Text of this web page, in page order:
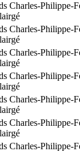
Charles-Philippe-
Charles-Philippe-
Charles-Philippe-
Charles-Philippe-
Charles-Philippe-
Charles-Philippe-
Charles-Philippe-